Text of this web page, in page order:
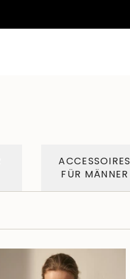
ACCESSOIRES
FÜR MÄNNER